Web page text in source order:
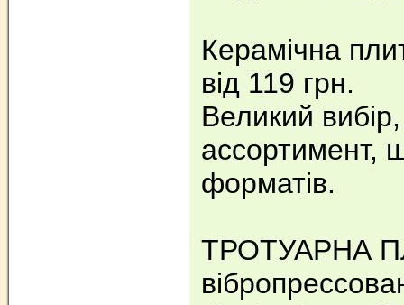
Керамічна
від 119 грн.
Великий
ассортимент,
форматів.
ТРОТУАРНА